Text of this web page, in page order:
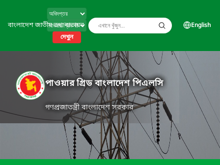
বাংলাদেশ জাতীয় তথ্য বাতায়ন
দেখুন
English
পাওয়ার গ্রিড বাংলাদেশ পিএলসি
গণপ্রজাতন্ত্রী বাংলাদেশ সরকার